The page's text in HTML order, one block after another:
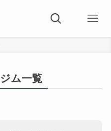
ム一覧